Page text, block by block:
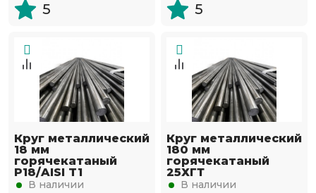
5 5
Круг металлический
18 мм
горячекатаный
Р18/AISI T1
В наличии
Круг металлический
180 мм
горячекатаный
25ХГТ
В наличии